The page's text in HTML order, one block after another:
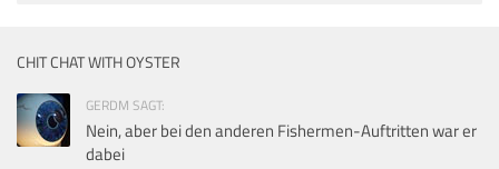
CHIT CHAT WITH OYSTER
GERDM SAGT:
Nein, aber bei den anderen Fishermen-Auftritten war er
dabei